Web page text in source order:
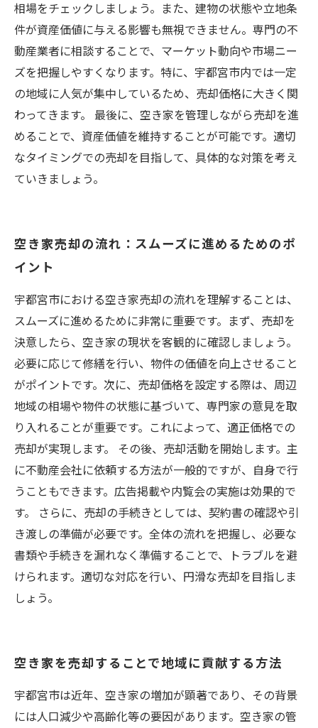
相場をチェックしましょう。また、建物の状態や立地条
件が資産価値に与える影響も無視できません。専門の不
動産業者に相談することで、マーケット動向や市場ニー
ズを把握しやすくなります。特に、宇都宮市内では一定
の地域に人気が集中しているため、売却価格に大きく関
わってきます。 最後に、空き家を管理しながら売却を進
めることで、資産価値を維持することが可能です。適切
なタイミングでの売却を目指して、具体的な対策を考え
ていきましょう。
空き家売却の流れ：スムーズに進めるためのポ
イント
宇都宮市における空き家売却の流れを理解することは、
スムーズに進めるために非常に重要です。まず、売却を
決意したら、空き家の現状を客観的に確認しましょう。
必要に応じて修繕を行い、物件の価値を向上させること
がポイントです。次に、売却価格を設定する際は、周辺
地域の相場や物件の状態に基づいて、専門家の意見を取
り入れることが重要です。これによって、適正価格での
売却が実現します。 その後、売却活動を開始します。主
に不動産会社に依頼する方法が一般的ですが、自身で行
うこともできます。広告掲載や内覧会の実施は効果的で
す。 さらに、売却の手続きとしては、契約書の確認や引
き渡しの準備が必要です。全体の流れを把握し、必要な
書類や手続きを漏れなく準備することで、トラブルを避
けられます。適切な対応を行い、円滑な売却を目指しま
しょう。
空き家を売却することで地域に貢献する方法
宇都宮市は近年、空き家の増加が顕著であり、その背景
には人口減少や高齢化等の要因があります。空き家の管